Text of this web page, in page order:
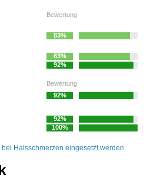
Bewertung
83%
83%
92%
Bewertung
92%
92%
100%
Halsschmerzen eingesetzt werden